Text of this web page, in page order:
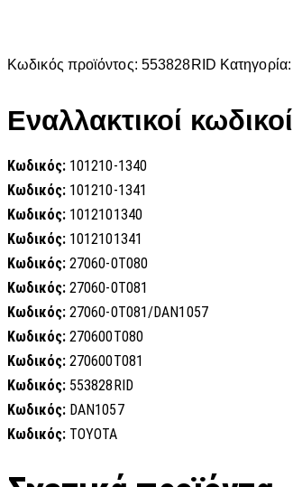
Κωδικός προϊόντος: 553828RID Κατηγορία:
Εναλλακτικοί κωδικοί
Κωδικός: 101210-1340
Κωδικός: 101210-1341
Κωδικός: 1012101340
Κωδικός: 1012101341
Κωδικός: 27060-0T080
Κωδικός: 27060-0T081
Κωδικός: 27060-0T081/DAN1057
Κωδικός: 270600T080
Κωδικός: 270600T081
Κωδικός: 553828RID
Κωδικός: DAN1057
Κωδικός: TOYOTA